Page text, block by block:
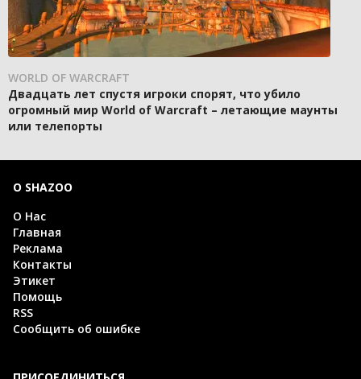
WORLD OF WARCRAFT
Двадцать лет спустя игроки спорят, что убило
огромный мир World of Warcraft – летающие маунты
или телепорты
О SHAZOO
О Нас
Главная
Реклама
Контакты
Этикет
Помощь
RSS
Сообщить об ошибке